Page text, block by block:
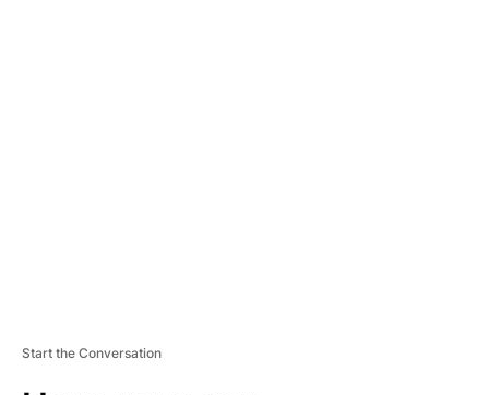
Start the Conversation